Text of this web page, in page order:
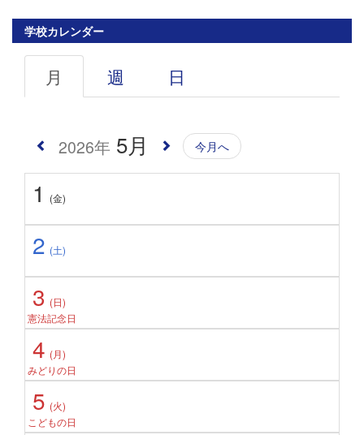
学校カレンダー
月 週 日
2026年 5月 今月へ
1 (金)
2 (土)
3 (日)
憲法記念日
4 (月)
みどりの日
5 (火)
こどもの日